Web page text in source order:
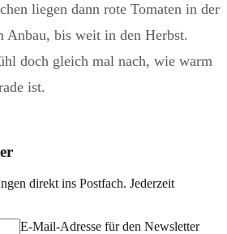
liegen dann rote Tomaten in der
Anbau, bis weit in den Herbst.
doch gleich mal nach, wie warm
ist.
direkt ins Postfach. Jederzeit
E-Mail-Adresse für den Newsletter